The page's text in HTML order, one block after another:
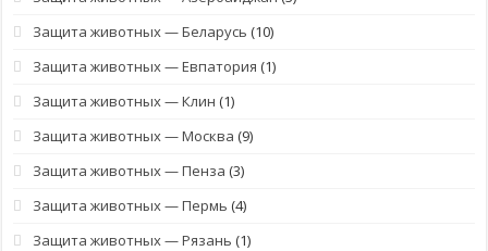
Защита животных — Беларусь (10)
Защита животных — Евпатория (1)
Защита животных — Клин (1)
Защита животных — Москва (9)
Защита животных — Пенза (3)
Защита животных — Пермь (4)
Защита животных — Рязань (1)